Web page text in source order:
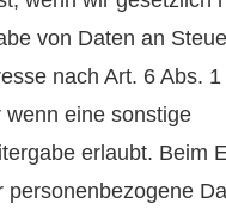
von Daten an
nach Art. 6 Abs.
eine sonstige
erlaubt. Beim